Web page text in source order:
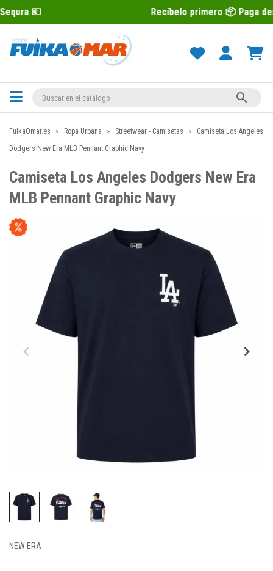
Recíbelo primero 📦 Paga después con

FuikaOmar.es Ropa Urbana Streetwear - Camisetas
Camiseta Los Angeles
Dodgers New Era MLB Pennant Graphic Navy
Camiseta Los Angeles Dodgers New Era
MLB Pennant Graphic Navy
NEW ERA